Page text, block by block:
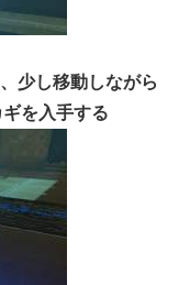
少し移動しながら
を入手する